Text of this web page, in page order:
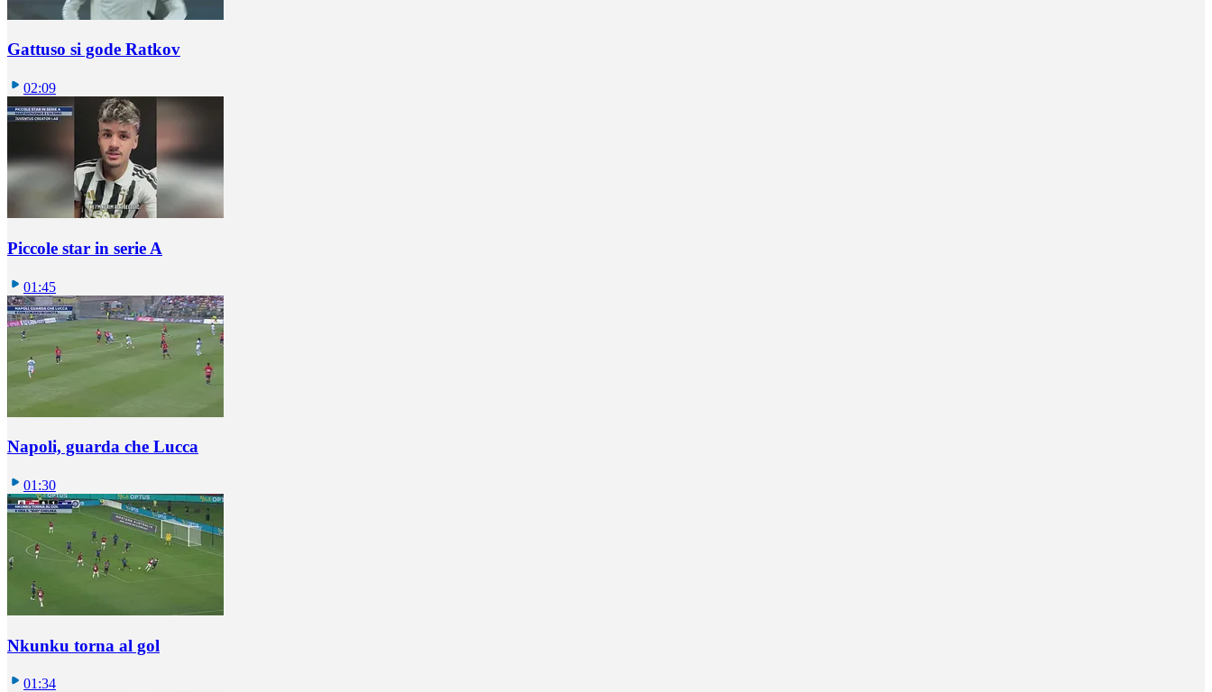
Gattuso si gode Ratkov
02:09
Piccole star in serie A
01:45
Napoli, guarda che Lucca
01:30
Nkunku torna al gol
01:34